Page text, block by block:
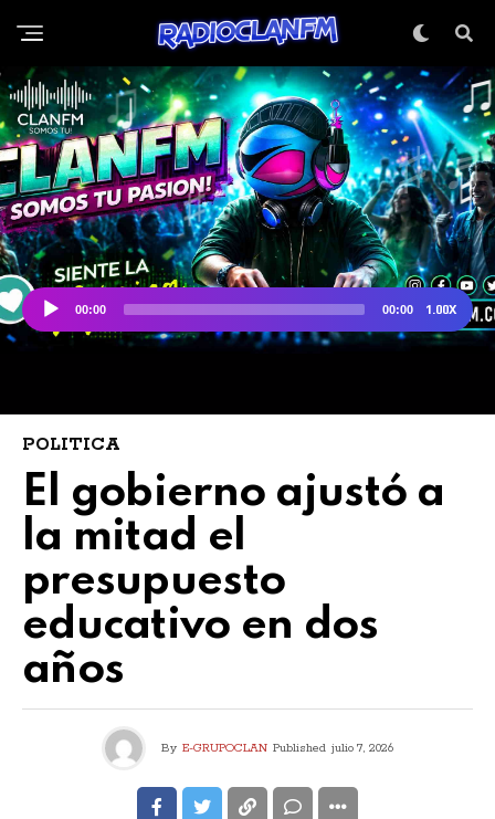
POLITICA
El gobierno ajustó a
la mitad el
presupuesto
educativo en dos
años
By E-GRUPOCLAN Published julio 7, 2026